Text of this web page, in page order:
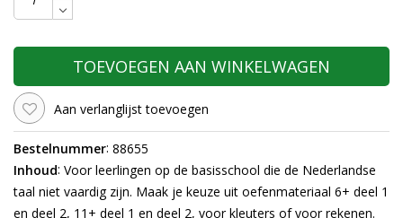
TOEVOEGEN AAN WINKELWAGEN
Aan verlanglijst toevoegen
Bestelnummer: 88655
Inhoud: Voor leerlingen op de basisschool die de Nederlandse
taal niet vaardig zijn. Maak je keuze uit oefenmateriaal 6+ deel 1
en deel 2, 11+ deel 1 en deel 2, voor kleuters of voor rekenen.